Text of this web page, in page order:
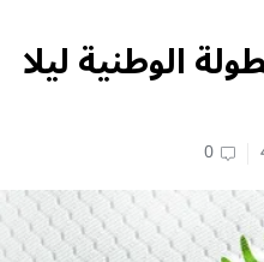
الوطنية ليلا
0